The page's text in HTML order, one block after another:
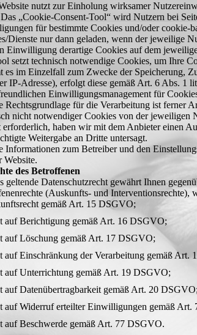
nutzt zur Einholung wirksamer
„Cookie-Consent-Tool“ wird Nutzern bei
für bestimmte Cookies und/oder cookie-
Dienste nur dann geladen, wenn der jeweilige
Einwilligung derartige Cookies auf dem
setzt technisch notwendige Cookies, um Ihre
es im Einzelfall zum Zwecke der Speicherung,
IP-Adresse), erfolgt diese gemäß Art. 6 Abs. 1
Einwilligungsmanagement für
Rechtsgrundlage für die Verarbeitung ist ferner
nicht notwendiger Cookies von der jeweiligen
erforderlich, haben wir mit dem Anbieter einen
Weitergabe an Dritte untersagt.
Informationen zum Betreiber und den
Website.
des Betroffenen
geltende Datenschutzrecht gewährt Ihnen
(Auskunfts- und Interventionsrechte),
gemäß Art. 15 DSGVO;
auf Berichtigung gemäß Art. 16 DSGVO;
auf Löschung gemäß Art. 17 DSGVO;
auf Einschränkung der Verarbeitung gemäß Art.
auf Unterrichtung gemäß Art. 19 DSGVO;
auf Datenübertragbarkeit gemäß Art. 20 DSGVO;
auf Widerruf erteilter Einwilligungen gemäß Art.
auf Beschwerde gemäß Art. 77 DSGVO.